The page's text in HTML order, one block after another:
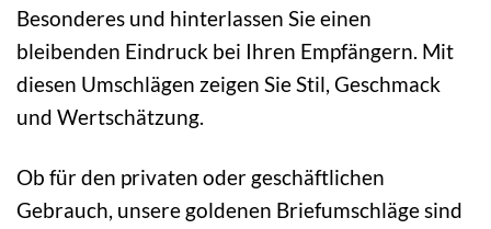
Besonderes und hinterlassen Sie einen
bleibenden Eindruck bei Ihren Empfängern. Mit
diesen Umschlägen zeigen Sie Stil, Geschmack
und Wertschätzung.
Ob für den privaten oder geschäftlichen
Gebrauch, unsere goldenen Briefumschläge sind